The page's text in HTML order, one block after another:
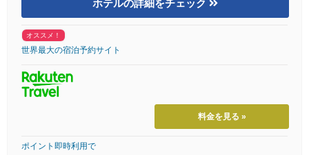
ホテルの詳細をチェック
オススメ！
世界最大の宿泊予約サイト
料金を見る »
ポイント即時利用で